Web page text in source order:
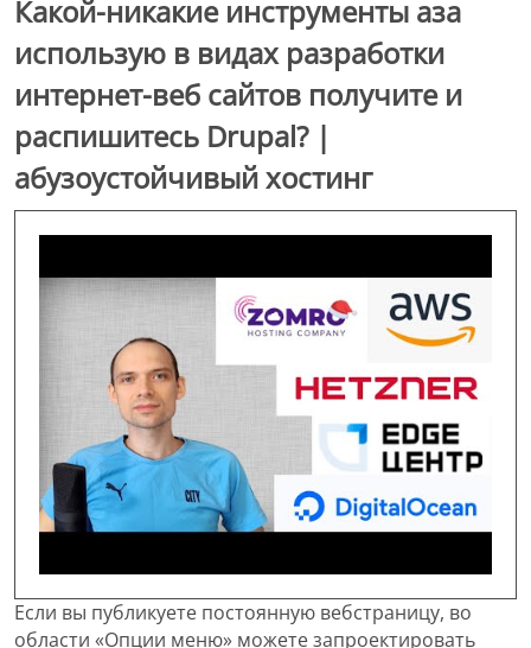
Какой-никакие инструменты аза
использую в видах разработки
интернет-веб сайтов получите и
распишитесь Drupal? |
абузоустойчивый хостинг
Если вы публикуете постоянную вебстраницу, во
области «Опции меню» можете запроектировать